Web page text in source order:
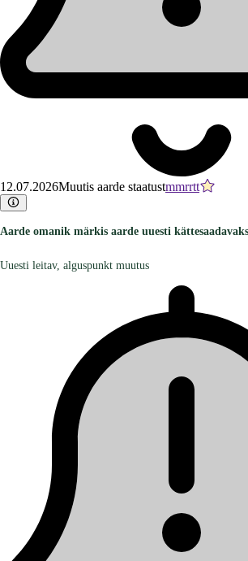
12.07.2026Muutis aarde staatustmmrrtt
Aarde omanik märkis aarde uuesti
Uuesti leitav, alguspunkt muutus